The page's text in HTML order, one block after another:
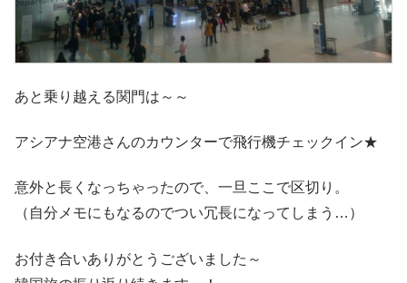
あと乗り越える関門は～～
アシアナ空港さんのカウンターで飛行機チェックイン★
意外と長くなっちゃったので、一旦ここで区切り。
（自分メモにもなるのでつい冗長になってしまう…）
お付き合いありがとうございました～